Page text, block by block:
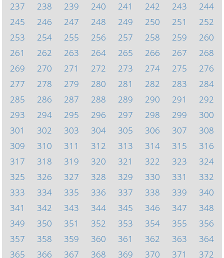
237
238 239 240 241 242 243
244
245
246 247 248 249 250 251
252
253
254 255 256 257 258 259
260
261
262 263 264 265 266 267
268
269
270 271 272 273 274 275
276
277
278 279 280 281 282 283
284
285
286 287 288 289 290 291
292
293
294 295 296 297 298 299
300
301
302 303 304 305 306 307
308
309
310 311 312 313 314 315
316
317
318 319 320 321 322 323
324
325
326 327 328 329 330 331
332
333
334 335 336 337 338 339
340
341
342 343 344 345 346 347
348
349
350 351 352 353 354 355
356
357
358 359 360 361 362 363
364
365
366 367 368 369 370 371 372